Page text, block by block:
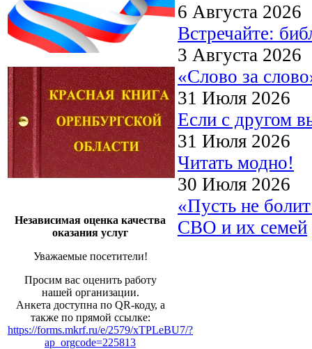
Независимая оценка качества
оказания услуг
Уважаемые посетители!
Просим вас оценить работу
нашей организации.
Анкета доступна по QR-коду, а
также по прямой ссылке:
https://forms.mkrf.ru/e/2579/xTPLeBU7/?
ap_orgcode=225813
6 Августа 2026
Встречайте:
3 Августа 2026
«Слово за
31 Июля 2026
Если с другом
31 Июля 2026
Читать модно!
30 Июля 2026
«Пусть не
СВО и их семей